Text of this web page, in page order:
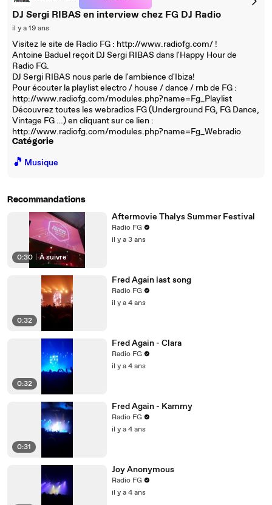
DJ Sergi RIBAS en interview chez FG DJ Radio
il y a 19 ans
Visitez le site de Radio FG : http://www.radiofg.com/ !
Antoine Baduel reçoit DJ Sergi RIBAS dans l'Happy Hour de
Radio FG.
DJ Sergi RIBAS nous parle de l'ambience d'Ibiza!
Pour écouter la playlist electro / house / dance / rnb de FG :
http://www.radiofg.com/modules.php?name=Fg_Playlist
Découvrez toutes les webradios FG (Underground FG, FG Dance,
Vintage FG …) en cliquant sur ce lien :
http://www.radiofg.com/modules.php?name=Fg_Webradio
Catégorie
🎵 Musique
Recommandations
0:30 À suivre
Aftermovie Thalys Summer Festival
Radio FG
il y a 3 ans
0:32
Fred Again last song
Radio FG
il y a 4 ans
0:32
Fred Again - Clara
Radio FG
il y a 4 ans
0:31
Fred Again - Kammy
Radio FG
il y a 4 ans
Joy Anonymous
Radio FG
il y a 4 ans